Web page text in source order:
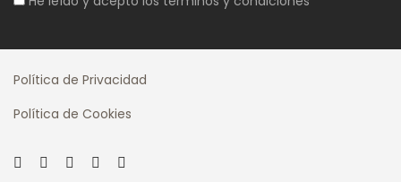
Política de Privacidad
Política de Cookies